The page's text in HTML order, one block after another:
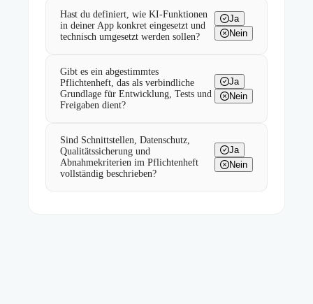
Hast du definiert, wie KI-Funktionen
in deiner App konkret eingesetzt und
technisch umgesetzt werden sollen?
Ja
Nein
Gibt es ein abgestimmtes
Pflichtenheft, das als verbindliche
Grundlage für Entwicklung, Tests und
Freigaben dient?
Ja
Nein
Sind Schnittstellen, Datenschutz,
Qualitätssicherung und
Abnahmekriterien im Pflichtenheft
vollständig beschrieben?
Ja
Nein